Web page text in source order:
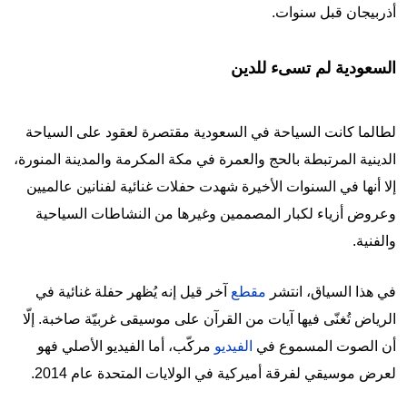
أذربيجان قبل سنوات.
السعودية لم تسىء للدين
لطالما كانت السياحة في السعودية مقتصرة لعقود على السياحة
الدينية المرتبطة بالحج والعمرة في مكة المكرمة والمدينة المنورة،
إلا أنها في السنوات الأخيرة شهدت حفلات غنائية لفنانين عالميين
وعروض أزياء لكبار المصممين وغيرها من النشاطات السياحية
والفنية.
في هذا السياق، انتشر مقطع آخر قيل إنه يُظهر حفلة غنائية في
الرياض تُغنّى فيها آيات من القرآن على موسيقى غربيّة صاخبة. إلّا
أن الصوت المسموع في الفيديو مركّب، أما الفيديو الأصلي فهو
لعرض موسيقي لفرقة أميركية في الولايات المتحدة عام 2014.